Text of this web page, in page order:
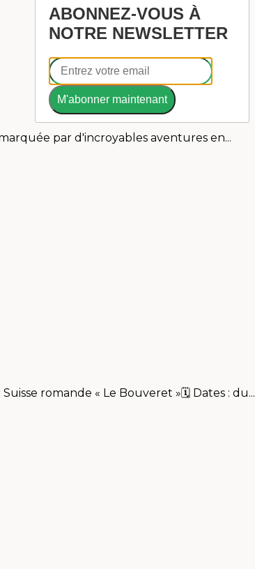
par d'incroyables aventures en...
romande « Le Bouveret »🗓 Dates : du...
ABONNEZ-VOUS À
NOTRE NEWSLETTER
M'abonner maintenant